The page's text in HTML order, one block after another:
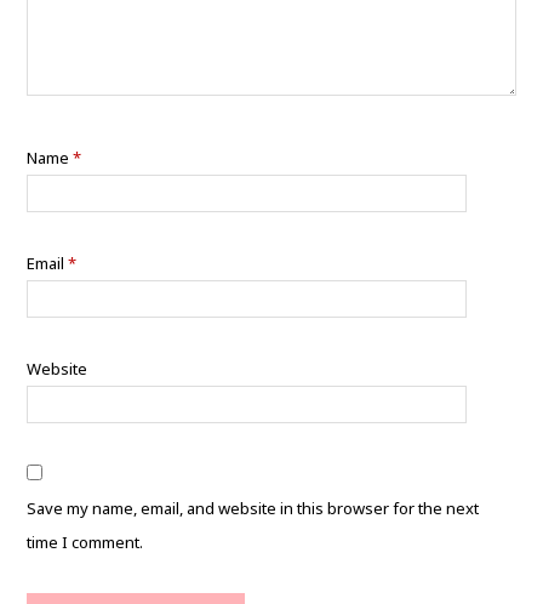
Name*
Email*
Website
Save my name, email, and website in this browser for the next
time I comment.